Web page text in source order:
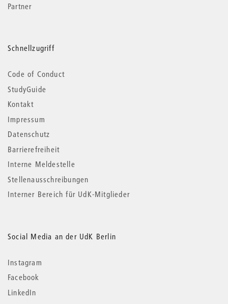
Partner
Schnellzugriff
Code of Conduct
StudyGuide
Kontakt
Impressum
Datenschutz
Barrierefreiheit
Interne Meldestelle
Stellenausschreibungen
Interner Bereich für UdK-Mitglieder
Social Media an der UdK Berlin
Instagram
Facebook
LinkedIn